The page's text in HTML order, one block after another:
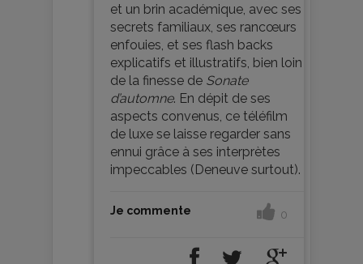
et un brin académique, avec ses
secrets familiaux, ses rancœurs
enfouies, et ses flash backs
explicatifs et illustratifs, bien loin
de la finesse de Sonate
d’automne. En dépit de ses
aspects convenus, ce téléfilm
de luxe se laisse regarder sans
ennui grâce à ses interprètes
impeccables (Deneuve surtout).
Je commente 0